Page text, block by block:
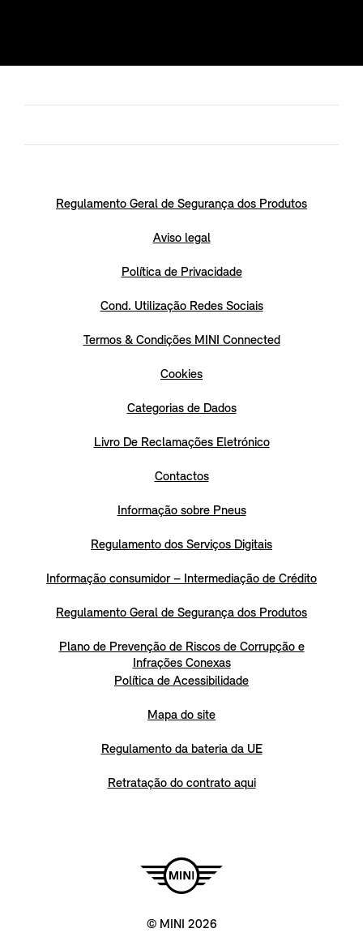
Regulamento Geral de Segurança dos Produtos
Aviso legal
Política de Privacidade
Cond. Utilização Redes Sociais
Termos & Condições MINI Connected
Cookies
Categorias de Dados
Livro De Reclamações Eletrónico
Contactos
Informação sobre Pneus
Regulamento dos Serviços Digitais
Informação consumidor – Intermediação de Crédito
Regulamento Geral de Segurança dos Produtos
Plano de Prevenção de Riscos de Corrupção e
Infrações Conexas
Política de Acessibilidade
Mapa do site
Regulamento da bateria da UE
Retratação do contrato aqui
© MINI 2026